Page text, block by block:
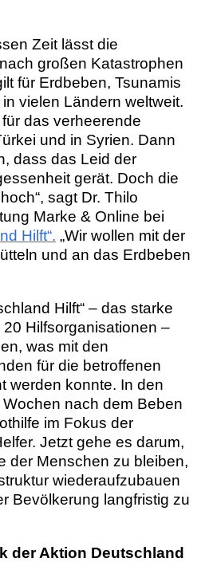
Zeit lässt die
großen Katastrophen
für Erdbeben, Tsunamis
vielen Ländern weltweit.
das verheerende
und in Syrien. Dann
dass das Leid der
gerät. Doch die
sagt Dr. Thilo
Marke & Online bei
Hilft“. „Wir wollen mit der
und an das Erdbeben
Hilft“ – das starke
Hilfsorganisationen –
was mit den
für die betroffenen
werden konnte. In den
nach dem Beben
im Fokus der
Jetzt gehe es darum,
der Menschen zu bleiben,
wiederaufzubauen
Bevölkerung langfristig zu
der Aktion Deutschland